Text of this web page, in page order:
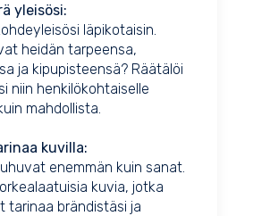
yleisösi:
läpikotaisin.
heidän tarpeensa,
ja kipupisteensä? Räätälöi
niin henkilökohtaiselle
mahdollista.
kuvilla:
enemmän kuin sanat.
kuvia, jotka
tarinaa brändistäsi ja